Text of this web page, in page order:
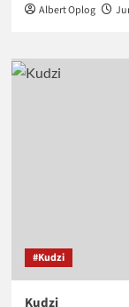
Albert Oplog
#Kudzi
Kudzi